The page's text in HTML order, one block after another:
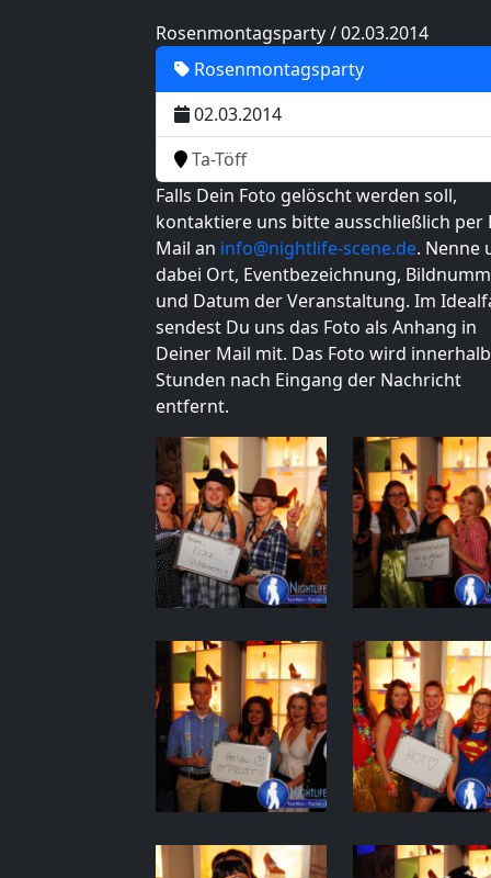
Rosenmontagsparty / 02.03.2014
Rosenmontagsparty
02.03.2014
Ta-Töff
Falls Dein Foto gelöscht werden soll,
kontaktiere uns bitte ausschließlich per
Mail an info@nightlife-scene.de. Nenne
dabei Ort, Eventbezeichnung,
und Datum der Veranstaltung. Im
sendest Du uns das Foto als Anhang in
Deiner Mail mit. Das Foto wird
Stunden nach Eingang der Nachricht
entfernt.